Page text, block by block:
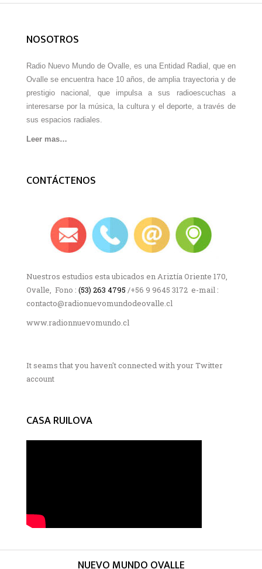
NOSOTROS
Radio Nuevo Mundo de Ovalle, es una Entidad Radial, que en
Ovalle se encuentra hace 10 años, de amplia trayectoria y de
prestigio nacional, que impulsa a sus radioescuchas a
interesarse por la música, la cultura y el deporte, a través de
sus espacios radiales.
Leer mas…
CONTÁCTENOS
Nuestros estudios esta ubicados en Ariztía Oriente 170,
Ovalle, Fono : (53) 263 4795 /+56 9 9645 3172 e-mail :
contacto@radionuevomundodeovalle.cl
www.radionnuevomundo.cl
It seams that you haven't connected with your Twitter
account
CASA RUILOVA
NUEVO MUNDO OVALLE